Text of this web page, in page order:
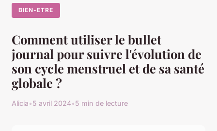
BIEN-ETRE
Comment utiliser le bullet
journal pour suivre l'évolution de
son cycle menstruel et de sa santé
globale ?
Alicia•5 avril 2024•5 min de lecture